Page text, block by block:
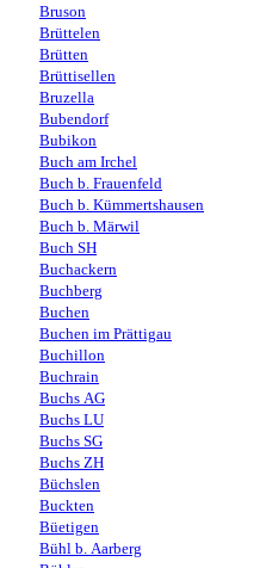
Bruson
Brüttelen
Brütten
Brüttisellen
Bruzella
Bubendorf
Bubikon
Buch am Irchel
Buch b. Frauenfeld
Buch b. Kümmertshausen
Buch b. Märwil
Buch SH
Buchackern
Buchberg
Buchen
Buchen im Prättigau
Buchillon
Buchrain
Buchs AG
Buchs LU
Buchs SG
Buchs ZH
Büchslen
Buckten
Büetigen
Bühl b. Aarberg